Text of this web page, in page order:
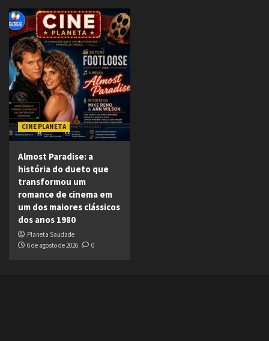
CINE PLANETA
Almost Paradise: a
história do dueto que
transformou um
romance de cinema em
um dos maiores clássicos
dos anos 1980
Planeta Saudade
6 de agosto de 2026
0